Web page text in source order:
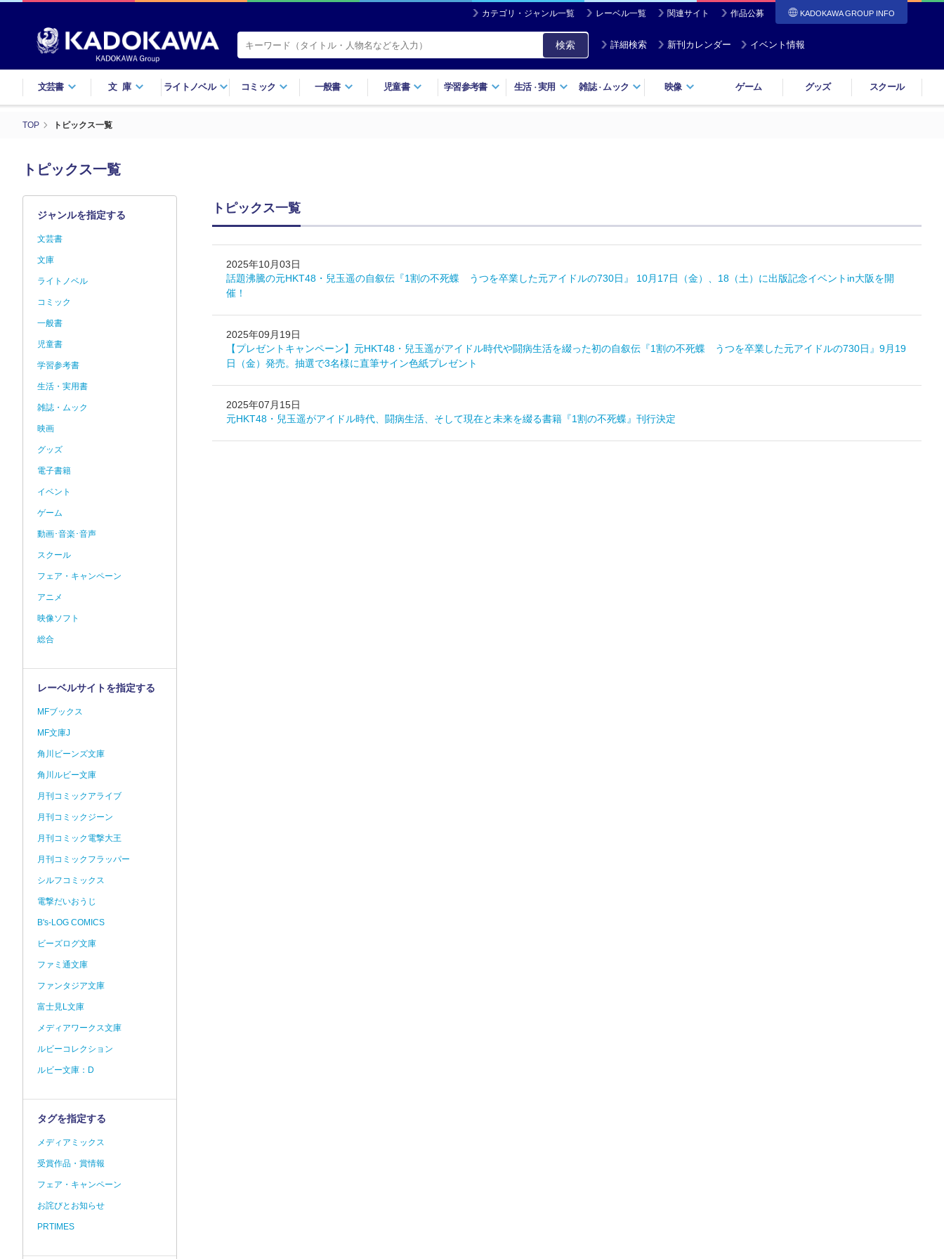
カテゴリ・ジャンル一覧 レーベル一覧 関連サイト 作品公募 KADOKAWA GROUP INFO
検索 詳細検索 新刊カレンダー イベント情報
文芸書 文庫 ライトノベル コミック 一般書 児童書 学習参考書 生活・実用 雑誌・ ムック 映像 ゲーム グッズ スクール
TOP トピックス一覧
トピックス一覧
トピックス一覧
2025年10月03日
話題沸騰の元HKT48・兒玉遥の自叙伝『1割の不死蝶 うつを卒業した元アイドルの730日』 10月17日（金）、18（土）に出版記念イベントin大阪を開
催！
2025年09月19日
【プレゼントキャンペーン】元HKT48・兒玉遥がアイドル時代や闘病生活を綴った初の自叙伝『1割の不死蝶 うつを卒業した元アイドルの730日』9月19
日（金）発売。抽選で3名様に直筆サイン色紙プレゼント
2025年07月15日
元HKT48・兒玉遥がアイドル時代、闘病生活、そして現在と未来を綴る書籍『1割の不死蝶』刊行決定
ジャンルを指定する
文芸書
文庫
ライトノベル
コミック
一般書
児童書
学習参考書
生活・実用書
雑誌・ムック
映画
グッズ
電子書籍
イベント
ゲーム
動画･音楽･音声
スクール
フェア・キャンペーン
アニメ
映像ソフト
総合
レーベルサイトを指定する
MFブックス
MF文庫J
角川ビーンズ文庫
角川ルビー文庫
月刊コミックアライブ
月刊コミックジーン
月刊コミック電撃大王
月刊コミックフラッパー
シルフコミックス
電撃だいおうじ
B's-LOG COMICS
ビーズログ文庫
ファミ通文庫
ファンタジア文庫
富士見L文庫
メディアワークス文庫
ルビーコレクション
ルビー文庫：D
タグを指定する
メディアミックス
受賞作品・賞情報
フェア・キャンペーン
お詫びとお知らせ
PRTIMES